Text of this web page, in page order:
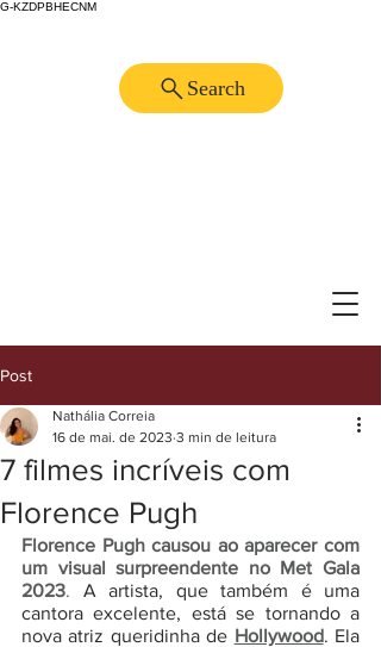
G-KZDPBHECNM
Search
Post
7 filmes incríveis com
Florence Pugh
Nathália Correia
16 de mai. de 2023 3 min de leitura
Florence Pugh causou ao aparecer com
um visual surpreendente no Met Gala
2023. A artista, que também é uma
cantora excelente, está se tornando a
nova atriz queridinha de Hollywood. Ela